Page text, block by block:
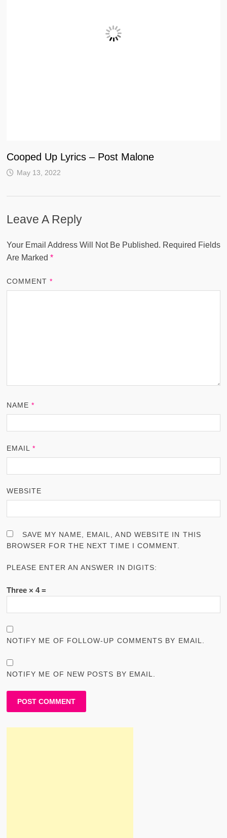
Cooped Up Lyrics – Post Malone
May 13, 2022
Leave A Reply
Your Email Address Will Not Be Published. Required Fields
Are Marked *
COMMENT*
NAME*
EMAIL*
WEBSITE
SAVE MY NAME, EMAIL, AND WEBSITE IN THIS
BROWSER FOR THE NEXT TIME I COMMENT.
PLEASE ENTER AN ANSWER IN DIGITS:
Three × 4 =
NOTIFY ME OF FOLLOW-UP COMMENTS BY EMAIL.
NOTIFY ME OF NEW POSTS BY EMAIL.